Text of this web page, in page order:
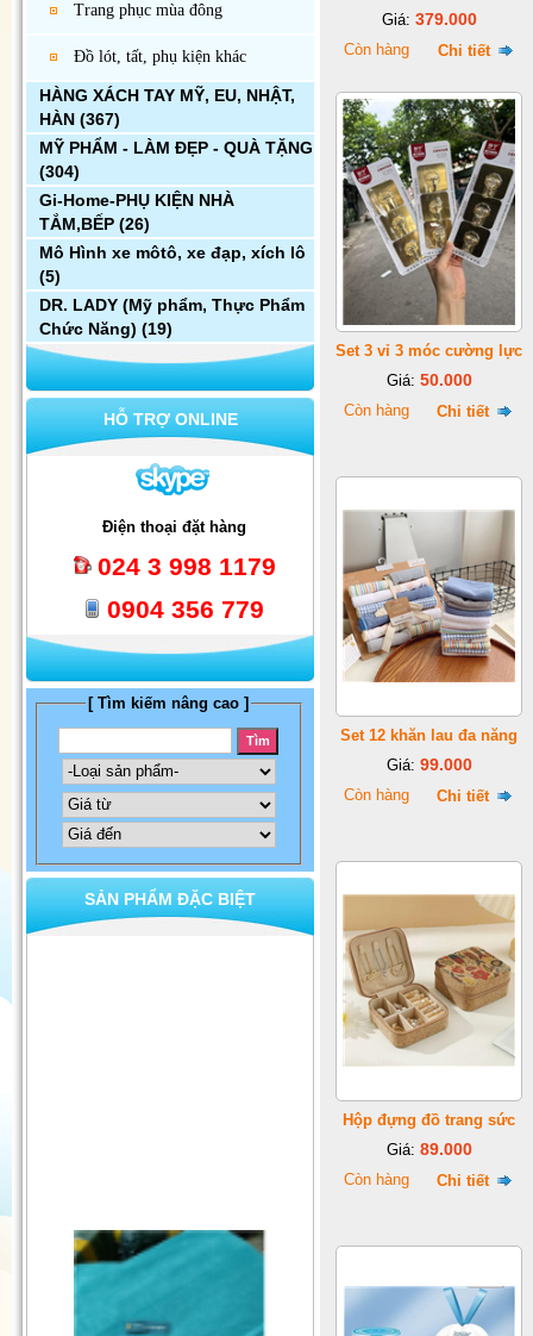
Trang phục mùa đông
Đồ lót, tất, phụ kiện khác
HÀNG XÁCH TAY MỸ, EU, NHẬT,
HÀN (367)
MỸ PHẨM - LÀM ĐẸP - QUÀ TẶNG
(304)
Gi-Home-PHỤ KIỆN NHÀ
TẮM,BẾP (26)
Mô Hình xe môtô, xe đạp, xích lô
(5)
DR. LADY (Mỹ phẩm, Thực Phẩm
Chức Năng) (19)
HỖ TRỢ ONLINE
Điện thoại đặt hàng
024 3 998 1179
0904 356 779
[ Tìm kiếm nâng cao ]
SẢN PHẨM ĐẶC BIỆT
Giá: 379.000
Còn hàng Chi tiết
Set 3 vỉ 3 móc cường lực
Giá: 50.000
Còn hàng Chi tiết
Set 12 khăn lau đa năng
Giá: 99.000
Còn hàng Chi tiết
Hộp đựng đồ trang sức
Giá: 89.000
Còn hàng Chi tiết